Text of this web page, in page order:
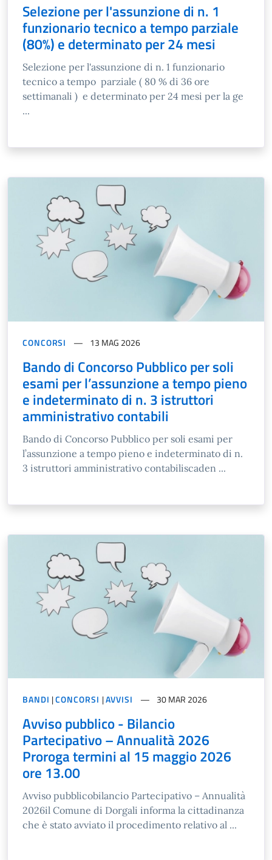
Selezione per l'assunzione di n. 1
funzionario tecnico a tempo parziale
(80%) e determinato per 24 mesi
Selezione per l'assunzione di n. 1 funzionario
tecnico a tempo parziale ( 80 % di 36 ore
settimanali ) e determinato per 24 mesi per la ge
...
CONCORSI 13 MAG 2026
Bando di Concorso Pubblico per soli
esami per l’assunzione a tempo pieno
e indeterminato di n. 3 istruttori
amministrativo contabili
Bando di Concorso Pubblico per soli esami per
l’assunzione a tempo pieno e indeterminato di n.
3 istruttori amministrativo contabiliscaden ...
BANDI |CONCORSI |AVVISI 30 MAR 2026
Avviso pubblico - Bilancio
Partecipativo – Annualità 2026
Proroga termini al 15 maggio 2026
ore 13.00
Avviso pubblicobilancio Partecipativo – Annualità
2026il Comune di Dorgali informa la cittadinanza
che è stato avviato il procedimento relativo al ...